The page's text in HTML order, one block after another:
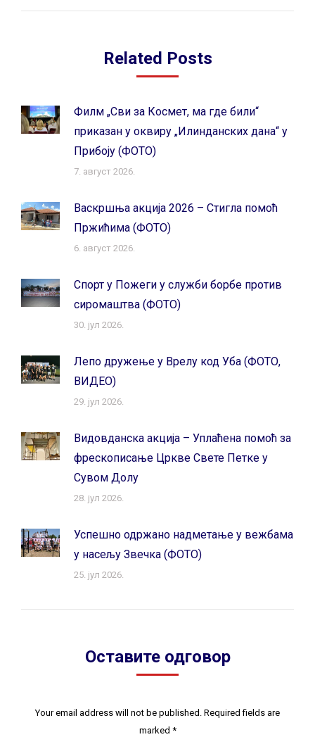
Related Posts
Филм „Сви за Космет, ма где били“
приказан у оквиру „Илинданских дана“ у
Прибоју (ФОТО)
7. август 2026.
Васкршња акција 2026 – Стигла помоћ
Пржићима (ФОТО)
6. август 2026.
Спорт у Пожеги у служби борбе против
сиромаштва (ФОТО)
30. јул 2026.
Лепо дружење у Врелу код Уба (ФОТО,
ВИДЕО)
29. јул 2026.
Видовданска акција – Уплаћена помоћ за
фрескописање Цркве Свете Петке у
Сувом Долу
28. јул 2026.
Успешно одржано надметање у вежбама
у насељу Звечка (ФОТО)
25. јул 2026.
Оставите одговор
Your email address will not be published. Required fields are
marked *